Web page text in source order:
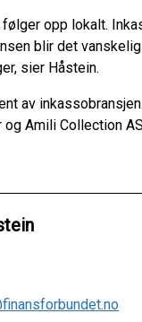
opp lokalt.
blir det
sier Håstein.
av
og Amili Collection